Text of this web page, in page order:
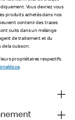
Vous devriez vous
produits achetés dans nos
contenir des traces
cuits dans un mélange
de traitement et du
la cuisson.
propriétaires respectifs.
.